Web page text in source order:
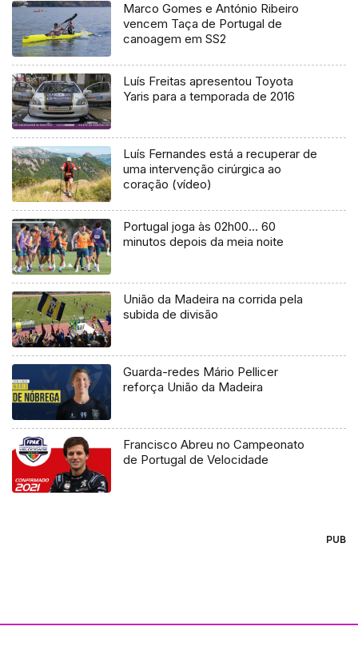
Marco Gomes e António Ribeiro
vencem Taça de Portugal de
canoagem em SS2
Luís Freitas apresentou Toyota
Yaris para a temporada de 2016
Luís Fernandes está a recuperar de
uma intervenção cirúrgica ao
coração (vídeo)
Portugal joga às 02h00… 60
minutos depois da meia noite
União da Madeira na corrida pela
subida de divisão
Guarda-redes Mário Pellicer
reforça União da Madeira
Francisco Abreu no Campeonato
de Portugal de Velocidade
PUB